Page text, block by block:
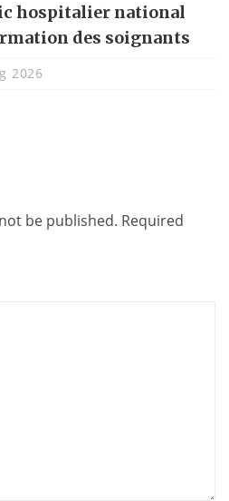
hospitalier national
des soignants
2026
be published. Required